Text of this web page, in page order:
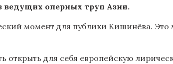
ведущих оперных труп Азии.
момент для публики Кишинёва. Это
открыть для себя европейскую